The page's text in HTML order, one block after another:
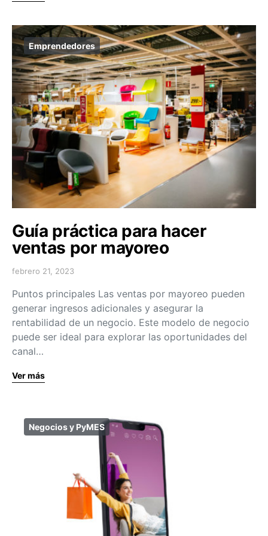
Emprendedores
Guía práctica para hacer
ventas por mayoreo
febrero 21, 2023
Puntos principales Las ventas por mayoreo pueden
generar ingresos adicionales y asegurar la
rentabilidad de un negocio. Este modelo de negocio
puede ser ideal para explorar las oportunidades del
canal…
Ver más
Negocios y PyMES